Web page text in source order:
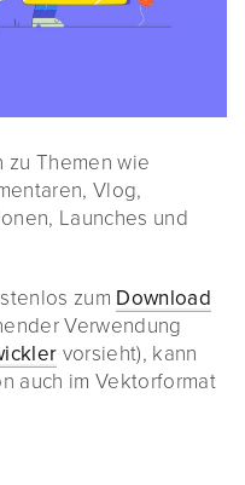
Themen wie
Vlog,
Launches und
zum Download
Verwendung
vorsieht), kann
auch im Vektorformat